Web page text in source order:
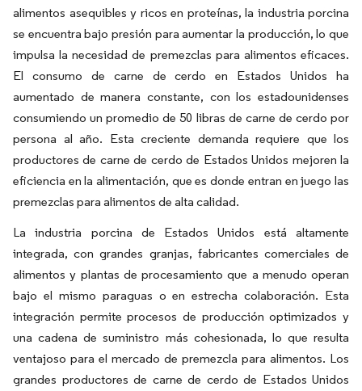
alimentos asequibles y ricos en proteínas, la industria porcina
se encuentra bajo presión para aumentar la producción, lo que
impulsa la necesidad de premezclas para alimentos eficaces.
El consumo de carne de cerdo en Estados Unidos ha
aumentado de manera constante, con los estadounidenses
consumiendo un promedio de 50 libras de carne de cerdo por
persona al año. Esta creciente demanda requiere que los
productores de carne de cerdo de Estados Unidos mejoren la
eficiencia en la alimentación, que es donde entran en juego las
premezclas para alimentos de alta calidad.
La industria porcina de Estados Unidos está altamente
integrada, con grandes granjas, fabricantes comerciales de
alimentos y plantas de procesamiento que a menudo operan
bajo el mismo paraguas o en estrecha colaboración. Esta
integración permite procesos de producción optimizados y
una cadena de suministro más cohesionada, lo que resulta
ventajoso para el mercado de premezcla para alimentos. Los
grandes productores de carne de cerdo de Estados Unidos